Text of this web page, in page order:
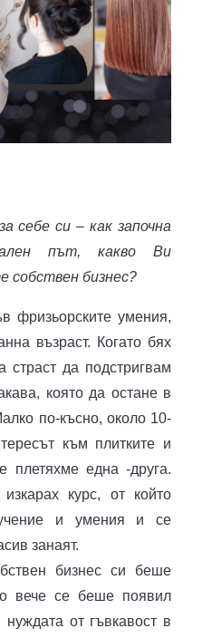
себе си – как започна
път, какво Ви
собствен бизнес?
фризьорските умения,
възраст. Когато бях
страст да подстригвам
която да остане в
по-късно, около 10-
към плитките и
плетяхме една -друга.
курс, от който
и умения и се
занаят.
бизнес си беше
вече се беше появил
от гъвкавост в